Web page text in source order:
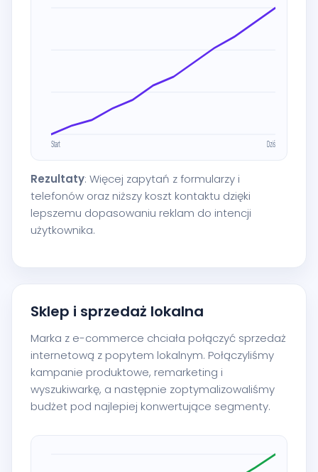
Rezultaty: Więcej zapytań z formularzy i
telefonów oraz niższy koszt kontaktu dzięki
lepszemu dopasowaniu reklam do intencji
użytkownika.
Sklep i sprzedaż lokalna
Marka z e-commerce chciała połączyć sprzedaż
internetową z popytem lokalnym. Połączyliśmy
kampanie produktowe, remarketing i
wyszukiwarkę, a następnie zoptymalizowaliśmy
budżet pod najlepiej konwertujące segmenty.